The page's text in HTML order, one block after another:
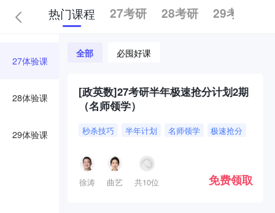
热门课程 27考研 28考研 29考研
27体验课
28体验课
29体验课
全部 必囤好课
[政英数]27考研半年极速抢分计划2期
（名师领学）
秒杀技巧 半年计划 名师领学 极速抢分
徐涛 曲艺 共10位 免费领取